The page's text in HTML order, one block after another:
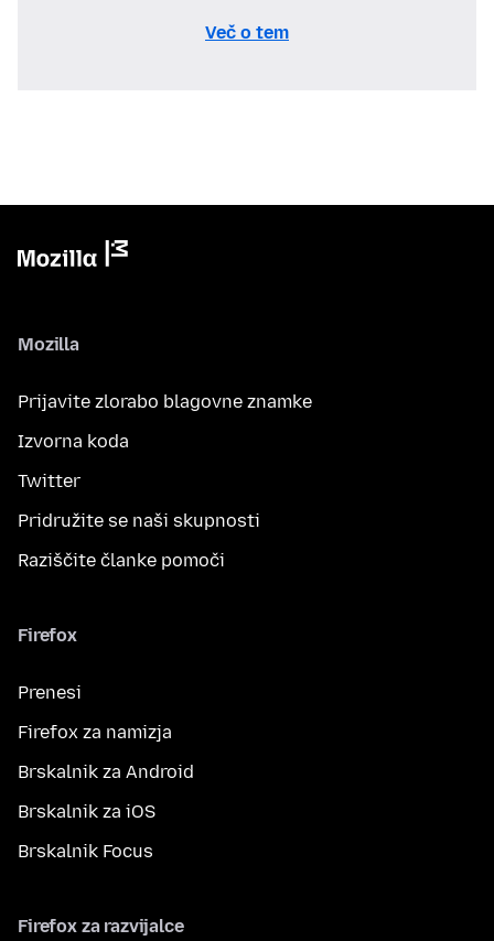
Več o tem
Mozilla
Prijavite zlorabo blagovne znamke
Izvorna koda
Twitter
Pridružite se naši skupnosti
Raziščite članke pomoči
Firefox
Prenesi
Firefox za namizja
Brskalnik za Android
Brskalnik za iOS
Brskalnik Focus
Firefox za razvijalce